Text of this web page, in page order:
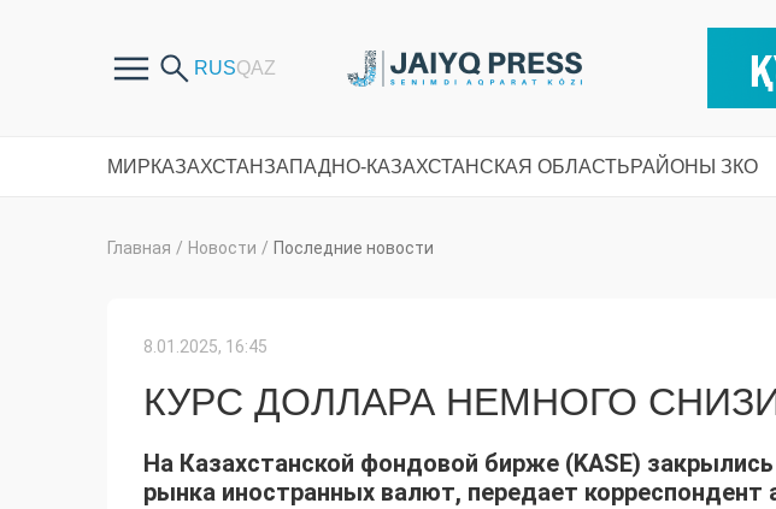
МИРКАЗАХСТАНЗАПАДНО-КАЗАХСТАНСКАЯ ОБЛАСТЬРАЙОНЫ ЗКО
Главная / Новости / Последние новости
8.01.2025, 16:45
КУРС ДОЛЛАРА НЕМНОГО
На Казахстанской фондовой бирже (KASE)
рынка иностранных валют, передает корреспондент